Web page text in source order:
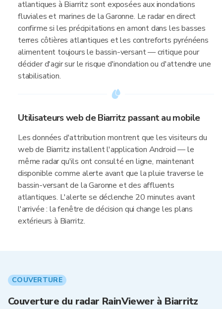
atlantiques à Biarritz sont exposées aux inondations
fluviales et marines de la Garonne. Le radar en direct
confirme si les précipitations en amont dans les basses
terres côtières atlantiques et les contreforts pyrénéens
alimentent toujours le bassin-versant — critique pour
décider d'agir sur le risque d'inondation ou d'attendre une
stabilisation.
Utilisateurs web de Biarritz passant au mobile
Les données d'attribution montrent que les visiteurs du
web de Biarritz installent l'application Android — le
même radar qu'ils ont consulté en ligne, maintenant
disponible comme alerte avant que la pluie traverse le
bassin-versant de la Garonne et des affluents
atlantiques. L'alerte se déclenche 20 minutes avant
l'arrivée : la fenêtre de décision qui change les plans
extérieurs à Biarritz.
COUVERTURE
Couverture du radar RainViewer à Biarritz